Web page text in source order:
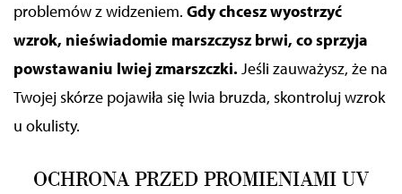
problemów z widzeniem. Gdy chcesz wyostrzyć
wzrok, nieświadomie marszczysz brwi, co sprzyja
powstawaniu lwiej zmarszczki. Jeśli zauważysz, że na
Twojej skórze pojawiła się lwia bruzda, skontroluj wzrok
u okulisty.
OCHRONA PRZED PROMIENIAMI UV